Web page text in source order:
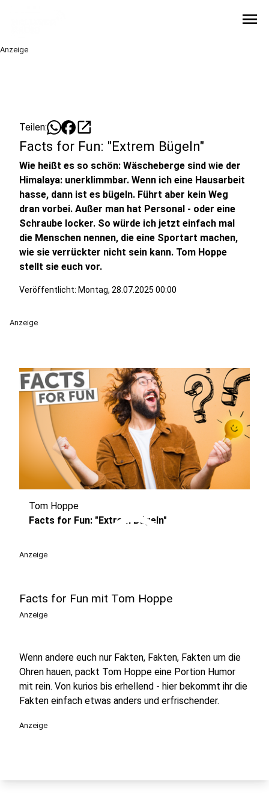
menu
Anzeige
Teilen: open_in_new
Facts for Fun: "Extrem Bügeln"
Wie heißt es so schön: Wäscheberge sind wie der
Himalaya: unerklimmbar. Wenn ich eine Hausarbeit
hasse, dann ist es bügeln. Führt aber kein Weg
dran vorbei. Außer man hat Personal - oder eine
Schraube locker. So würde ich jetzt einfach mal
die Menschen nennen, die eine Sportart machen,
wie sie verrückter nicht sein kann. Tom Hoppe
stellt sie euch vor.
Veröffentlicht: Montag, 28.07.2025 00:00
Anzeige
play_circle
Tom Hoppe
Facts for Fun: "Extrem Bügeln"
Anzeige
Facts for Fun mit Tom Hoppe
Anzeige
Wenn andere euch nur Fakten, Fakten, Fakten um die
Ohren hauen, packt Tom Hoppe eine Portion Humor
mit rein. Von kurios bis erhellend - hier bekommt ihr die
Fakten einfach etwas anders und erfrischender.
Anzeige